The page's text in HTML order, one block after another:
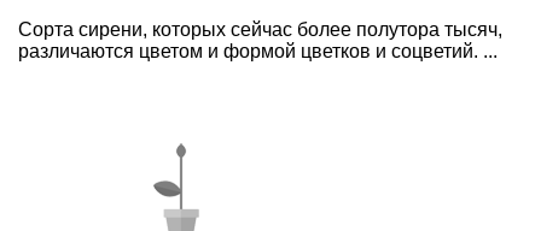
Сорта сирени, которых сейчас более полутора тысяч,
различаются цветом и формой цветков и соцветий. ...